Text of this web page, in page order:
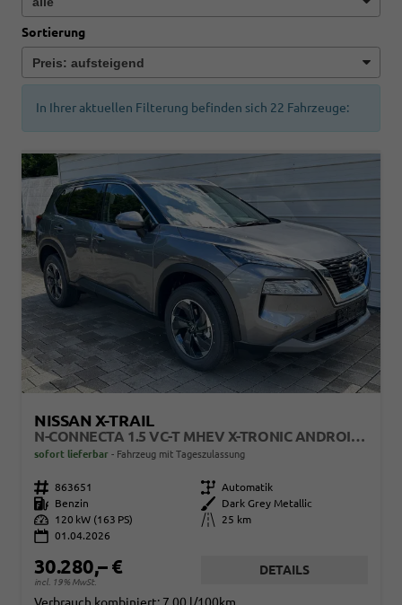
Sortierung
In Ihrer aktuellen Filterung befinden sich 22 Fahrzeuge:
NISSAN X-TRAIL
N-CONNECTA 1.5 VC-T MHEV X-TRONIC ANDROID AUTO*NAVI*SHZ*3Z KLIMAAUTO*360°*ACC*E-HECK
sofort lieferbar Fahrzeug mit Tageszulassung
Fahrzeugnr. 863651 Getriebe Automatik
Kraftstoff
Benzin Außenfarbe
Dark Grey Metallic
Leistung
120 kW (163 PS) Kilometerstand
25 km
01.04.2026
30.280,– €
incl. 19% MwSt.
DETAILS